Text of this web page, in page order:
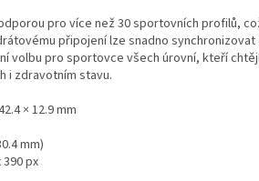
pro více než 30 sportovních profilů,
připojení lze snadno
volbu pro sportovce všech úrovní, kteří
i zdravotním stavu.
× 12.9 mm
mm)
390 px